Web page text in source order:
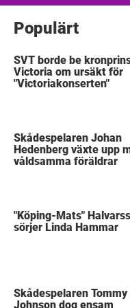
Populärt
SVT borde be
Victoria om ursäkt för
"Victoriakonserten"
Skådespelaren Johan
Hedenberg växte upp
våldsamma föräldrar
"Köping-Mats"
sörjer Linda Hammar
Skådespelaren Tommy
Johnson dog ensam